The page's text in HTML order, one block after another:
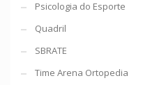
Psicologia do Esporte
Quadril
SBRATE
Time Arena Ortopedia